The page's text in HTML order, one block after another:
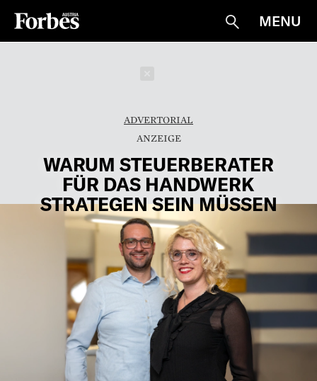
Suche
MENU
ADVERTORIAL
WARUM STEUERBERATER
FÜR DAS HANDWERK
STRATEGEN SEIN MÜSSEN